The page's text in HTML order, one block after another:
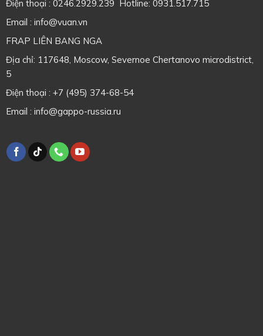
Điện thoại : 0246.2929.239 Hotline: 0931.517.715
Email : info@vuan.vn
FRAP LIÊN BANG NGA
Địa chỉ: 117648, Moscow, Severnoe Chertanovo microdistrict,
5
Điện thoại : +7 (495) 374-68-54
Email : info@gappo-russia.ru